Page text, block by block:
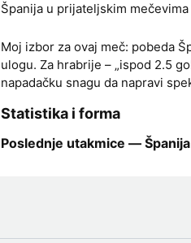
Španija u prijateljskim
Moj izbor za ovaj meč: pobeda
ulogu. Za hrabrije – „ispod 2.5
napadačku snagu da napravi
Statistika i forma
Poslednje utakmice — Španija